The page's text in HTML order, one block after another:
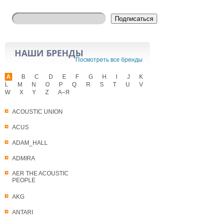
Подписаться
НАШИ БРЕНДЫ
Посмотреть все бренды
A
ACOUSTIC UNION
ACUS
ADAM_HALL
ADMIRA
AER THE ACOUSTIC
PEOPLE
AKG
ANTARI
B C D E F G H J
K
L
M N O P Q R S T U
V
W
X Y Z А–Я